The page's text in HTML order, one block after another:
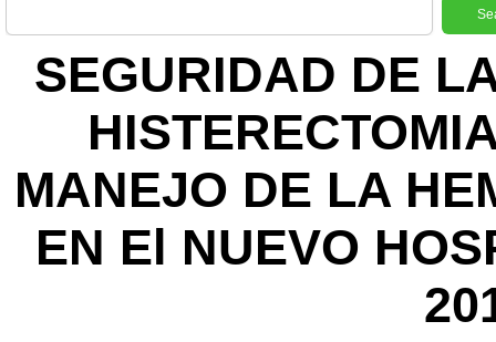
SEGURIDAD DE
MANEJO DE LA
EN El NUEVO